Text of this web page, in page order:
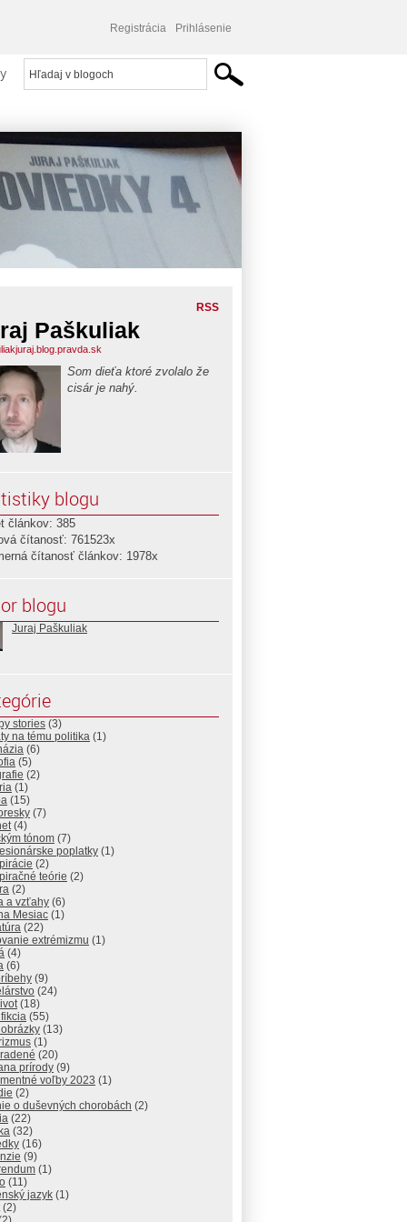
Registrácia Prihlásenie
RSS
Paškuliak
Som dieťa ktoré zvolalo že
cisár je nahý.
blogu
článkov: 385
čítanosť: 761523x
čítanosť článkov: 1978x
blogu
Juraj Paškuliak
stories (3)
na tému politika (1)
(6)
(5)
(2)
(1)
(15)
(7)
(4)
tónom (7)
poplatky (1)
(2)
teórie (2)
(2)
a vzťahy (6)
Mesiac (1)
(22)
extrémizmu (1)
(4)
(6)
(9)
(24)
(18)
(55)
(13)
(1)
(20)
prírody (9)
voľby 2023 (1)
(2)
o duševných chorobách (2)
(22)
(32)
(16)
(9)
(1)
(11)
jazyk (1)
(2)